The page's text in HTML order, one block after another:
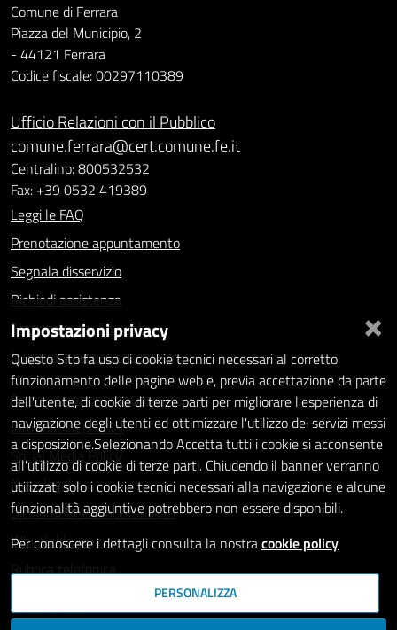
Comune di Ferrara
Piazza del Municipio, 2
- 44121 Ferrara
Codice fiscale: 00297110389
Ufficio Relazioni con il Pubblico
comune.ferrara@cert.comune.fe.it
Centralino: 800532532
Fax: +39 0532 419389
Leggi le FAQ
Prenotazione appuntamento
Segnala disservizio
Richiedi assistenza
Statistiche dei Siti web
Intranet - accesso riservato
Amministrazione trasparente
Informativa privacy
Social Media Policy
Note legali
Dichiarazione di accessibilità
Whistleblowing
Rubrica telefonica
SEGUICI SU
×
Impostazioni privacy
Questo Sito fa uso di cookie tecnici necessari al corretto
funzionamento delle pagine web e, previa accettazione da parte
dell'utente, di cookie di terze parti per migliorare l'esperienza di
navigazione degli utenti ed ottimizzare l'utilizzo dei servizi messi
a disposizione.Selezionando Accetta tutti i cookie si acconsente
all'utilizzo di cookie di terze parti. Chiudendo il banner verranno
utilizzati solo i cookie tecnici necessari alla navigazione e alcune
funzionalità aggiuntive potrebbero non essere disponibili.
Per conoscere i dettagli consulta la nostracookie policy
PERSONALIZZA